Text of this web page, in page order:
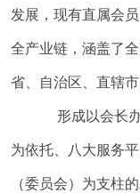
发展，现有直属会
全产业链，涵盖了
省、自治区、直辖市
形成以会长办公
为依托、八大服务
（委员会）为支柱